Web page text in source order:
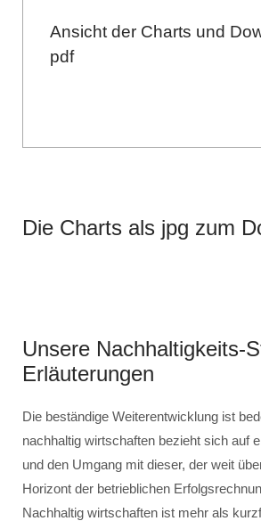
Ansicht der Charts und
pdf
Die Charts als jpg zum
Unsere Nachhaltigkeits-
Erläuterungen
Die beständige Weiterentwicklung ist
nachhaltig wirtschaften bezieht sich auf
und den Umgang mit dieser, der weit
Horizont der betrieblichen
Nachhaltig wirtschaften ist mehr als